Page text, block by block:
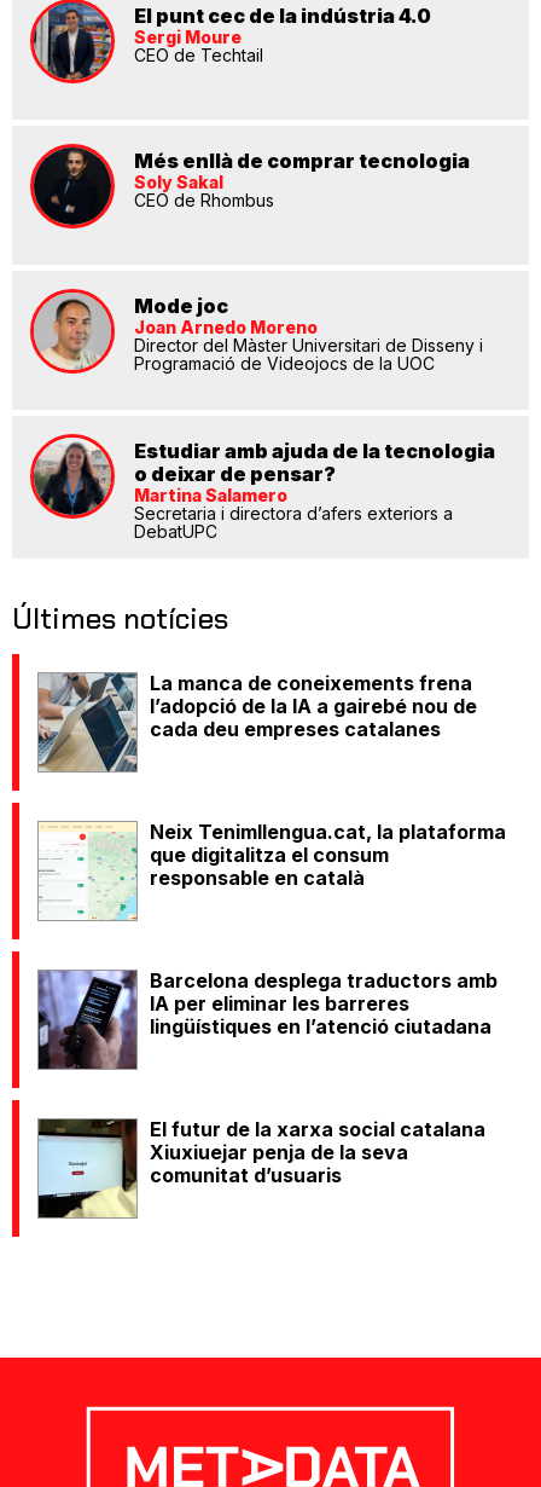
El punt cec de la indústria 4.0
Sergi Moure
CEO de Techtail
Més enllà de comprar tecnologia
Soly Sakal
CEO de Rhombus
Mode joc
Joan Arnedo Moreno
Director del Màster Universitari de Disseny i
Programació de Videojocs de la UOC
Estudiar amb ajuda de la tecnologia
o deixar de pensar?
Martina Salamero
Secretaria i directora d’afers exteriors a
DebatUPC
Últimes notícies
La manca de coneixements frena
l’adopció de la IA a gairebé nou de
cada deu empreses catalanes
Neix Tenimllengua.cat, la plataforma
que digitalitza el consum
responsable en català
Barcelona desplega traductors amb
IA per eliminar les barreres
lingüístiques en l’atenció ciutadana
El futur de la xarxa social catalana
Xiuxiuejar penja de la seva
comunitat d’usuaris